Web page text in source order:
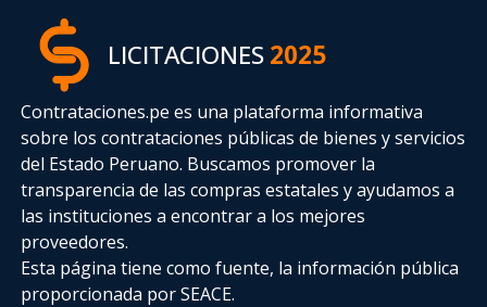
LICITACIONES2025
Contrataciones.pe es una plataforma informativa
sobre los contrataciones públicas de bienes y servicios
del Estado Peruano. Buscamos promover la
transparencia de las compras estatalesy ayudamos a
las instituciones a encontrar a los mejores
proveedores.
Esta página tiene como fuente, la información pública
proporcionada por SEACE.